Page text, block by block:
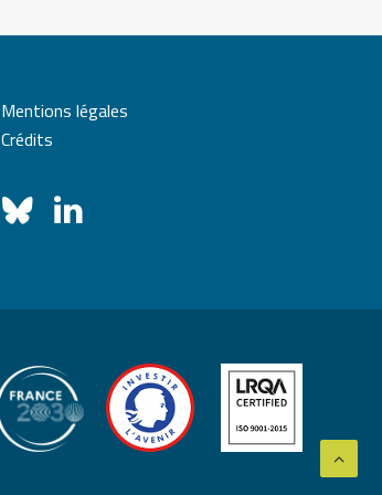
Mentions légales
Crédits